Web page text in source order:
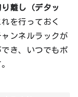
離し（デタッ
を行っておく
ンネルラックが
き、いつでもボ